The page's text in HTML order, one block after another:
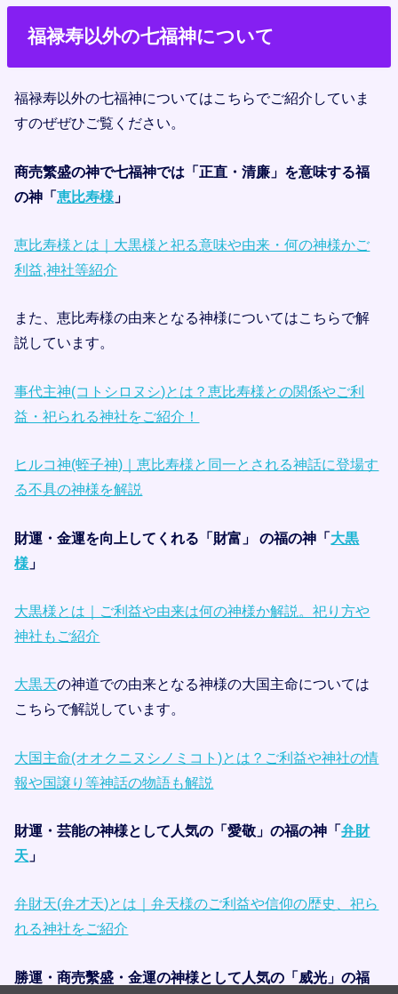
福禄寿以外の七福神について
福禄寿以外の七福神についてはこちらでご紹介していま
すのぜぜひご覧ください。
商売繁盛の神で七福神では「正直・清廉」を意味する福
の神「恵比寿様 」
恵比寿様とは｜大黒様と祀る意味や由来・何の神様かご
利益,神社等紹介
また、恵比寿様の由来となる神様についてはこちらで解
説しています。
事代主神(コトシロヌシ)とは？恵比寿様との関係やご利
益・祀られる神社をご紹介！
ヒルコ神(蛭子神)｜恵比寿様と同一とされる神話に登場す
る不具の神様を解説
財運・金運を向上してくれる「財富」 の福の神「大黒
様 」
大黒様とは｜ご利益や由来は何の神様か解説。祀り方や
神社もご紹介
大黒天の神道での由来となる神様の大国主命については
こちらで解説しています。
大国主命(オオクニヌシノミコト)とは？ご利益や神社の情
報や国譲り等神話の物語も解説
財運・芸能の神様として人気の「愛敬」の福の神「弁財
天 」
弁財天(弁才天)とは｜弁天様のご利益や信仰の歴史、祀ら
れる神社をご紹介
勝運・商売繫盛・金運の神様として人気の「威光」の福